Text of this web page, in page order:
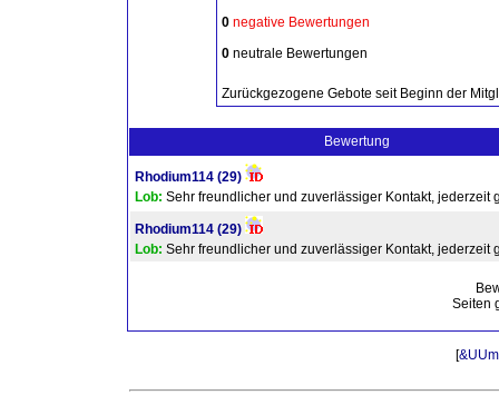
0 negative Bewertungen
0 neutrale Bewertungen
Zurückgezogene Gebote seit Beginn der
Bewertung
Rhodium114 (29)
Lob: Sehr freundlicher und zuverlässiger Kontakt, jederzeit
Rhodium114 (29)
Lob: Sehr freundlicher und zuverlässiger Kontakt, jederzeit
Seiten
[